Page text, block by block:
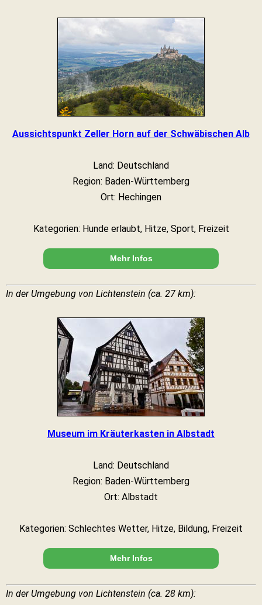
Aussichtspunkt Zeller Horn auf der Schwäbischen Alb
Land: Deutschland
Region: Baden-Württemberg
Ort: Hechingen
Kategorien: Hunde erlaubt, Hitze, Sport, Freizeit
Mehr Infos
In der Umgebung von Lichtenstein (ca. 27 km):
Museum im Kräuterkasten in Albstadt
Land: Deutschland
Region: Baden-Württemberg
Ort: Albstadt
Kategorien: Schlechtes Wetter, Hitze, Bildung, Freizeit
Mehr Infos
In der Umgebung von Lichtenstein (ca. 28 km):